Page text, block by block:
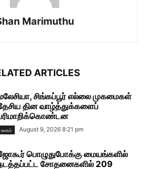
Marimuthu
ARTICLES
சிங்கப்பூர் எல்லை முகமைகள்
தின வாழ்த்துக்களைப்
உலகம் August 9, 2026 8:21 pm
பொழுதுபோக்கு மையங்களில்
சோதனைகளில் 209